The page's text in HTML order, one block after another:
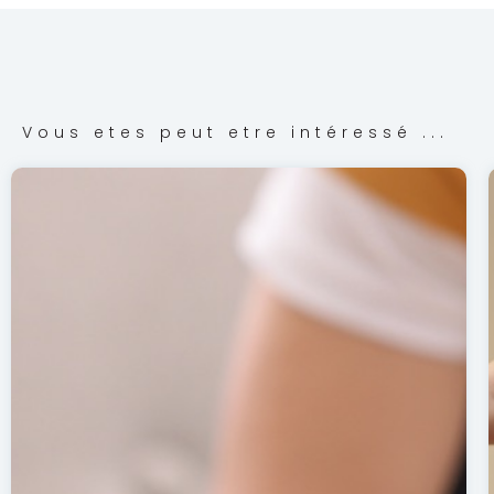
Vous etes peut etre intéressé ...